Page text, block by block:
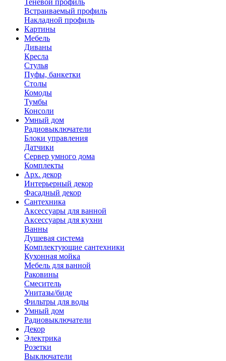
Теневой профиль
Встраиваемый профиль
Накладной профиль
Картины
Мебель
Диваны
Кресла
Стулья
Пуфы, банкетки
Столы
Комоды
Тумбы
Консоли
Умный дом
Радиовыключатели
Блоки управления
Датчики
Сервер умного дома
Комплекты
Арх. декор
Интерьерный декор
Фасадный декор
Сантехника
Аксессуары для ванной
Аксессуары для кухни
Ванны
Душевая система
Комплектующие сантехники
Кухонная мойка
Мебель для ванной
Раковины
Смеситель
Унитазы/биде
Фильтры для воды
Умный дом
Радиовыключатели
Декор
Электрика
Розетки
Выключатели